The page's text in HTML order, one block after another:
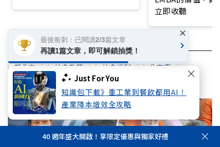
Just For You
知識包下載》重工業到餐飲都用AI！
產業降本增效全攻略
立即收聽
新北市 社會政策 社會福利 生育率
40 週年盛大開啟！享限定優惠與獨家好禮
最後衝刺：已閱讀2/3篇文章
再讀1篇文章，即可解鎖抽獎！
×